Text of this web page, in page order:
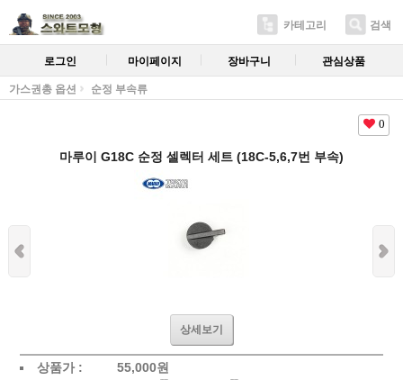
카테고리 검색
로그인 마이페이지 장바구니 관심상품
가스권총 옵션 순정 부속류
0
마루이 G18C 순정 셀렉터 세트 (18C-5,6,7번 부속)
상세보기
상품가 : 55,000원